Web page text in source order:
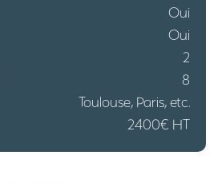
Oui
Oui
2
8
Toulouse, Paris, etc.
2400€ HT